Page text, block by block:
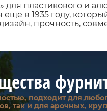
пластикового и
в 1935 году,
прочность,
подходит для
так и для арочных,